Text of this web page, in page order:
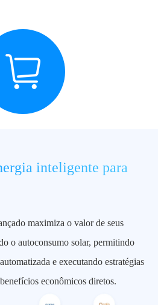
inteligente para
maximiza o valor de seus
o autoconsumo solar, permitindo
e executando estratégias
econômicos diretos.